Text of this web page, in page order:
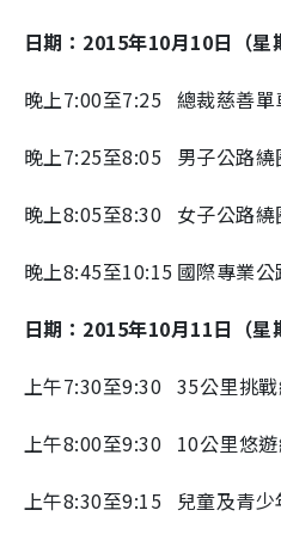
日期：2015年10月10日（星
晚上7:00至7:25 總裁慈善單
晚上7:25至8:05
男子公路繞
晚上8:05至8:30 女子公路繞
晚上8:45至10:15 國際專業
日期：2015年10月11日（星
上午7:30至9:30 35公里挑
上午8:00至9:30 10公里悠
上午8:30至9:15
兒童及青